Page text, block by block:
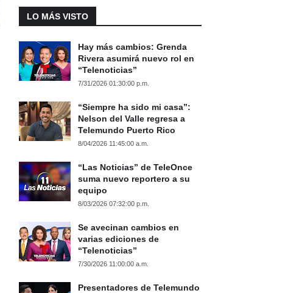
LO MÁS VISTO
Hay más cambios: Grenda
Rivera asumirá nuevo rol en
“Telenoticias”
7/31/2026 01:30:00 p.m.
“Siempre ha sido mi casa”:
Nelson del Valle regresa a
Telemundo Puerto Rico
8/04/2026 11:45:00 a.m.
“Las Noticias” de TeleOnce
suma nuevo reportero a su
equipo
8/03/2026 07:32:00 p.m.
Se avecinan cambios en
varias ediciones de
“Telenoticias”
7/30/2026 11:00:00 a.m.
Presentadores de Telemundo